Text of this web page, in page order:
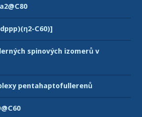
C60)]
spinových izomerů v
pentahaptofullerenů